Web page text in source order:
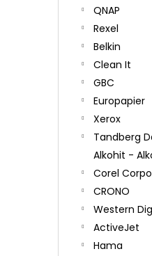
QNAP
Rexel
Belkin
Clean It
GBC
Europapier
Xerox
Tandberg
Alkohit -
Corel
CRONO
Western
ActiveJet
Hama